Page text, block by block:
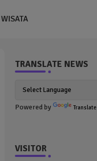
WISATA
TRANSLATE NEWS
Powered by Translate
VISITOR